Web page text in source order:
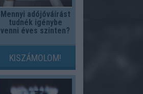
Mennyi adójóváírást
tudnék igénybe
venni éves szinten?
KISZÁMOLOM!